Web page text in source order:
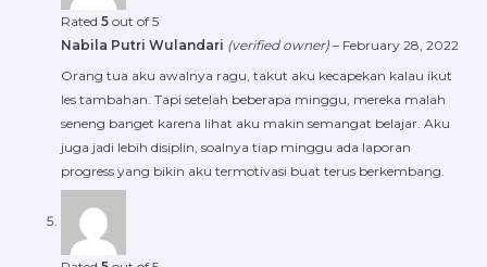
Rated 5 out of 5
Nabila Putri Wulandari (verified owner) – February 28, 2022
Orang tua aku awalnya ragu, takut aku kecapekan kalau ikut
les tambahan. Tapi setelah beberapa minggu, mereka malah
seneng banget karena lihat aku makin semangat belajar. Aku
juga jadi lebih disiplin, soalnya tiap minggu ada laporan
progress yang bikin aku termotivasi buat terus berkembang.